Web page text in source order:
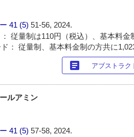
41 (5)51-56, 2024.
従量制は110円（税込）、基本料金
： 従量制、基本料金制の方共に
article アブストラク
ルアミン
41 (5)57-58, 2024.